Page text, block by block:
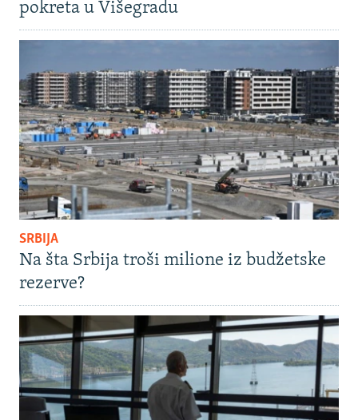
pokreta u Višegradu
SRBIJA
Na šta Srbija troši milione iz budžetske
rezerve?